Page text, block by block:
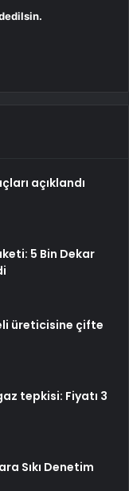
açıklandı
5 Bin Dekar
üreticisine çifte
tepkisi: Fiyatı 3
Sıkı Denetim